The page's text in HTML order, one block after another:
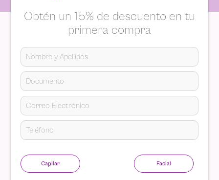
Obtén un 15% de descuento en tu
primera compra
Capilar Facial